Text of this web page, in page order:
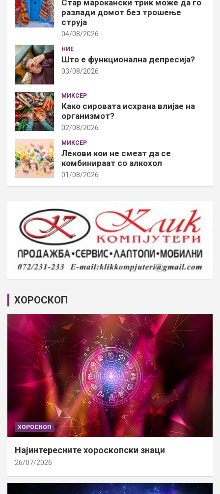
Стар марокански трик може да го
разлади домот без трошење
струја
04/08/2026
НИЕ
Што е функционална депресија?
03/08/2026
МИКСЕР
Како сировата исхрана влијае на
организмот?
02/08/2026
МИКСЕР
Лекови кои не смеат да се
комбинираат со алкохол
01/08/2026
ХОРОСКОП
ХОРОСКОП
Најинтересните хороскопски знаци
26/07/2026